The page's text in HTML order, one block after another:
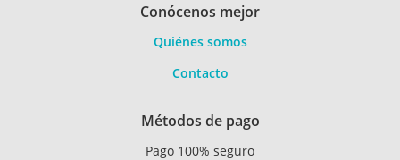
Conócenos mejor
Quiénes somos
Contacto
Métodos de pago
Pago 100% seguro